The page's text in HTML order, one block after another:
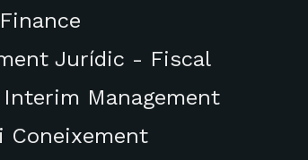
Jurídic - Fiscal
Management